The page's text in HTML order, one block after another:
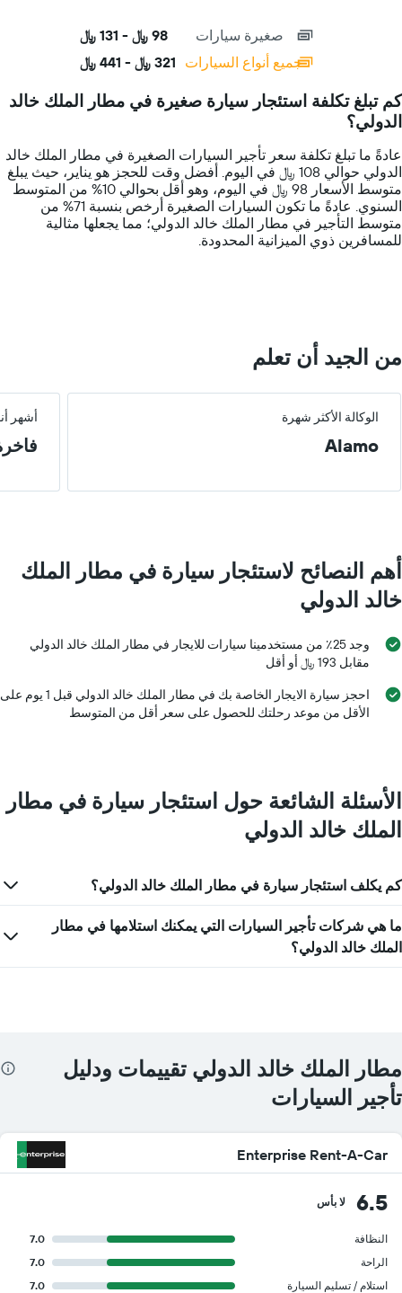
categories.
The
has
1
Y
axis
displaying
values.
صغيرة سيارات
98 ﷼ - 131 ﷼
جميع أنواع السيارات 321 ﷼ - 441 ﷼
كم تبلغ تكلفة استئجار سيارة صغيرة في مطار الملك خالد
الدولي؟
عادةً ما تبلغ تكلفة سعر تأجير السيارات الصغيرة في مطار الملك خالد
الدولي حوالي 108 ﷼ في اليوم. أفضل وقت للحجز هو يناير، حيث يبلغ
متوسط الأسعار 98 ﷼ في اليوم، وهو أقل بحوالي 10% من المتوسط
السنوي. عادةً ما تكون السيارات الصغيرة أرخص بنسبة 71% من
متوسط التأجير في مطار الملك خالد الدولي؛ مما يجعلها مثالية
للمسافرين ذوي الميزانية المحدودة.
من الجيد أن تعلم
الوكالة الأكثر شهرة أشهر
Alamo
أهم النصائح لاستئجار سيارة في مطار الملك
خالد الدولي
وجد 25٪ من مستخدمينا سيارات للايجار في مطار الملك خالد الدولي
مقابل 193 ﷼ أو أقل
احجز سيارة الايجار الخاصة بك في مطار الملك خالد الدولي قبل 1 يوم على
الأقل من موعد رحلتك للحصول على سعر أقل من المتوسط
الأسئلة الشائعة حول استئجار سيارة في مطار
الملك خالد الدولي
كم يكلف استئجار سيارة في مطار الملك خالد الدولي؟
ما هي شركات تأجير السيارات التي يمكنك استلامها في مطار
الملك خالد الدولي؟
مطار الملك خالد الدولي تقييمات ودليل
تأجير السيارات
Enterprise Rent-A-Car
6.5 لا بأس
النظافة
7.0
الراحة
7.0
استلام / تسليم السيارة
7.0